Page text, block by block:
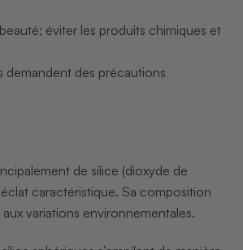
éviter les produits chimiques et
demandent des précautions
de silice (dioxyde de
caractéristique. Sa composition
variations environnementales.